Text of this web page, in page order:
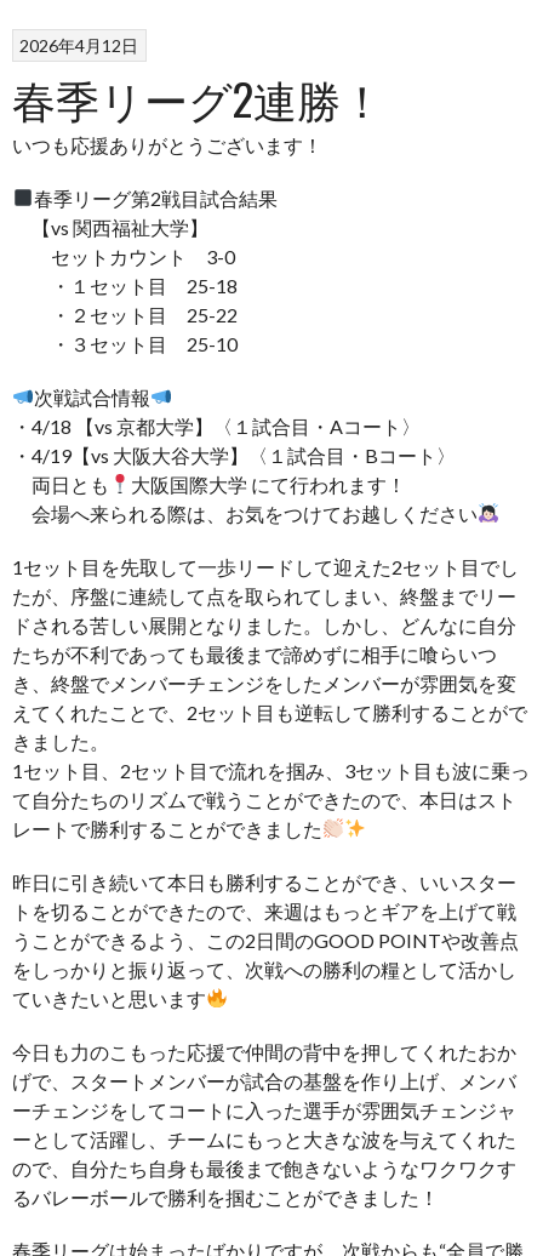
2026年4月12日
春季リーグ2連勝！
いつも応援ありがとうございます！
春季リーグ第2戦目試合結果
【vs 関西福祉大学】
セットカウント 3-0
・１セット目 25-18
・２セット目 25-22
・３セット目 25-10
次戦試合情報
・4/18 【vs 京都大学】〈１試合目・Aコート〉
・4/19【vs 大阪大谷大学】〈１試合目・Bコート〉
両日とも
大阪国際大学 にて行われます！
会場へ来られる際は、お気をつけてお越しください
1セット目を先取して一歩リードして迎えた2セット目でし
たが、序盤に連続して点を取られてしまい、終盤までリー
ドされる苦しい展開となりました。しかし、どんなに自分
たちが不利であっても最後まで諦めずに相手に喰らいつ
き、終盤でメンバーチェンジをしたメンバーが雰囲気を変
えてくれたことで、2セット目も逆転して勝利することがで
きました。
1セット目、2セット目で流れを掴み、3セット目も波に乗っ
て自分たちのリズムで戦うことができたので、本日はスト
レートで勝利することができました
昨日に引き続いて本日も勝利することができ、いいスター
トを切ることができたので、来週はもっとギアを上げて戦
うことができるよう、この2日間のGOOD POINTや改善点
をしっかりと振り返って、次戦への勝利の糧として活かし
ていきたいと思います
今日も力のこもった応援で仲間の背中を押してくれたおか
げで、スタートメンバーが試合の基盤を作り上げ、メンバ
ーチェンジをしてコートに入った選手が雰囲気チェンジャ
ーとして活躍し、チームにもっと大きな波を与えてくれた
ので、自分たち自身も最後まで飽きないようなワクワクす
るバレーボールで勝利を掴むことができました！
春季リーグは始まったばかりですが、次戦からも“全員で勝